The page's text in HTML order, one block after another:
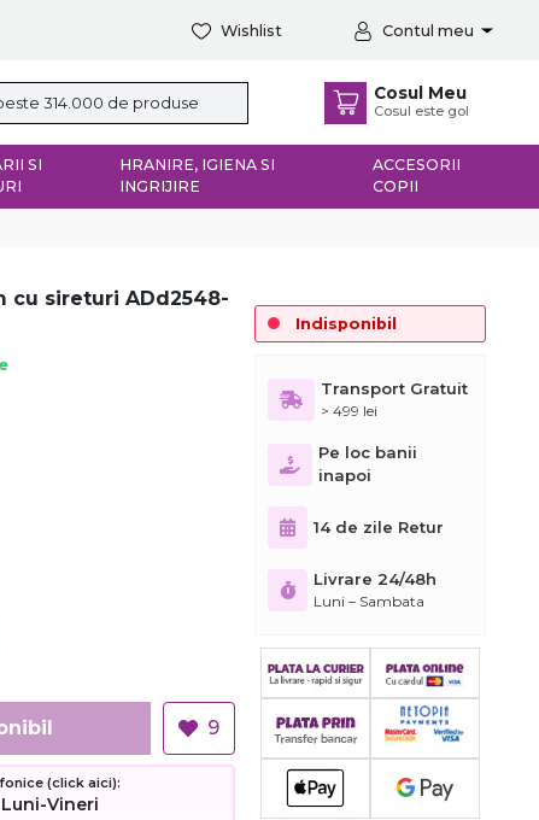
Wishlist Contul meu
Cosul Meu
Cosul este gol
SI
HRANIRE, IGIENA SI
INGRIJIRE
ACCESORII
COPII
cu sireturi ADd2548-
9
(click aici):
Vineri
Indisponibil
Transport Gratuit
> 499 lei
Pe loc banii
inapoi
14 de zile Retur
Livrare 24/48h
Luni – Sambata